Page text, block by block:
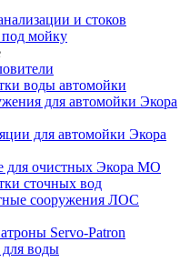
и стоков
мойку
воды автомойки
для автомойки Экора
для автомойки Экора
для очистных Экора МО
сточных вод
сооружения ЛОС
Servo-Patron
воды